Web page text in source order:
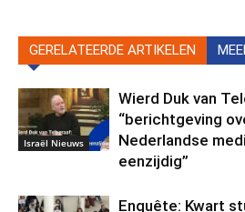
GERELATEERDE ARTIKELEN
Israël Nieuws
Wierd Duk van
“berichtgeving
Nederlandse
eenzijdig”
Enquête: Kwart